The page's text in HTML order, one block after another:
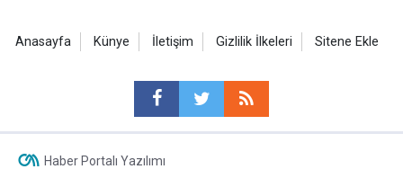
Anasayfa Künye İletişim Gizlilik İlkeleri Sitene Ekle
Haber Portalı Yazılımı